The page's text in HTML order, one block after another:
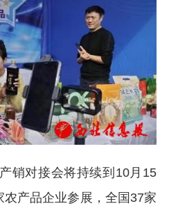
销对接会将持续到10月15
农产品企业参展，全国37家